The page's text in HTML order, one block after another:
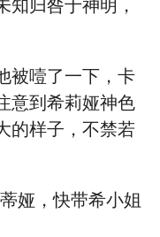
知归咎于神明，
被噎了一下，卡
意到希莉娅神色
的样子，不禁若
娅，快带希小姐